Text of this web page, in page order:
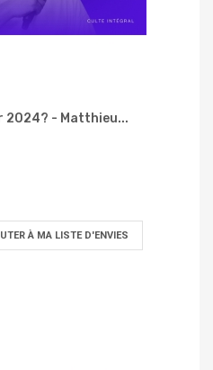
2024? - Matthieu...
À MA LISTE D'ENVIES